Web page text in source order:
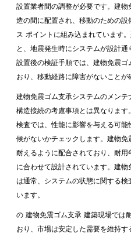
設置業者間の調整が必要です。建
造の間に配置され、移動のための
ス ポイントに組み込まれています
と、地震発生時にシステムが設計通
設置後の検証手順では、建物免震
おり、移動経路に障害がないことが
建物免震ゴム支承システムのメン
構造接続の考慮事項とは異なりま
検査では、性能に影響を与える可
候がないかチェックします。建物
耐えるように配合されており、耐
に合わせて設計されています。建
は通常、システムの状態に関する
います。
の建物免震ゴム支承建築現場では
おり、市場は安定した需要を維持